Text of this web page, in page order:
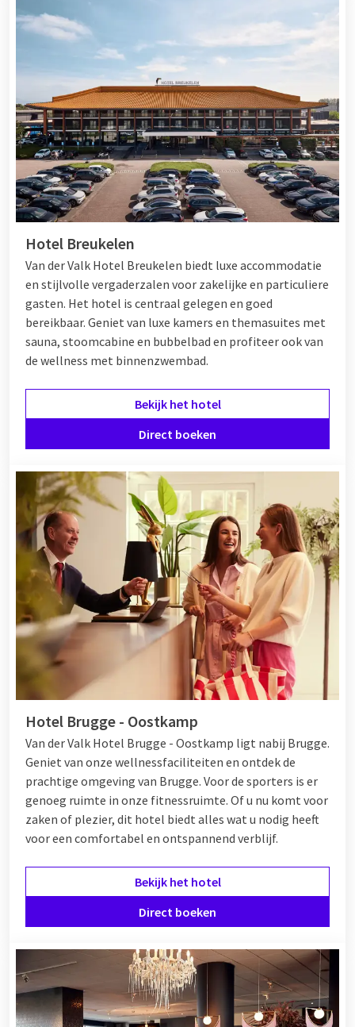
Hotel Breukelen
Van der Valk Hotel Breukelen biedt luxe accommodatie
en stijlvolle vergaderzalen voor zakelijke en particuliere
gasten. Het hotel is centraal gelegen en goed
bereikbaar. Geniet van luxe kamers en themasuites met
sauna, stoomcabine en bubbelbad en profiteer ook van
de wellness met binnenzwembad.
Bekijk het hotel
Direct boeken
Hotel Brugge - Oostkamp
Van der Valk Hotel Brugge - Oostkamp ligt nabij Brugge.
Geniet van onze wellnessfaciliteiten en ontdek de
prachtige omgeving van Brugge. Voor de sporters is er
genoeg ruimte in onze fitnessruimte. Of u nu komt voor
zaken of plezier, dit hotel biedt alles wat u nodig heeft
voor een comfortabel en ontspannend verblijf.
Bekijk het hotel
Direct boeken